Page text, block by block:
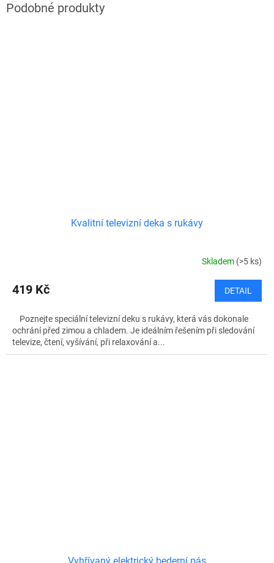
Kvalitní televizní deka s rukávy
Skladem (>5 ks)
419 Kč DETAIL
Poznejte speciální televizní deku s rukávy, která vás dokonale
ochrání před zimou a chladem. Je ideálním řešením při sledování
televize, čtení, vyšívání, při relaxování a...